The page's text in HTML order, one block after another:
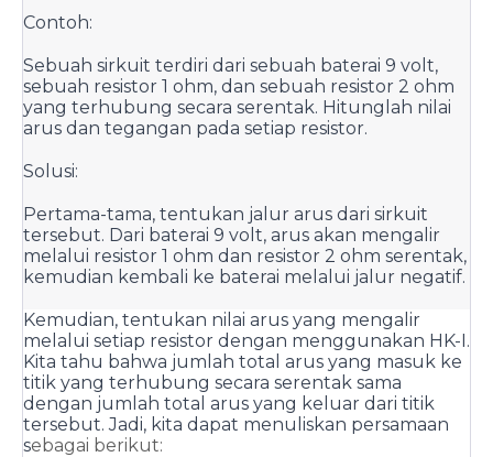
Contoh:
Sebuah sirkuit terdiri dari sebuah baterai 9 volt,
sebuah resistor 1 ohm, dan sebuah resistor 2 ohm
yang terhubung secara serentak. Hitunglah nilai
arus dan tegangan pada setiap resistor.
Solusi:
Pertama-tama, tentukan jalur arus dari sirkuit
tersebut. Dari baterai 9 volt, arus akan mengalir
melalui resistor 1 ohm dan resistor 2 ohm serentak,
kemudian kembali ke baterai melalui jalur negatif.
Kemudian, tentukan nilai arus yang mengalir
melalui setiap resistor dengan menggunakan HK-I.
Kita tahu bahwa jumlah total arus yang masuk ke
titik yang terhubung secara serentak sama
dengan jumlah total arus yang keluar dari titik
tersebut. Jadi, kita dapat menuliskan persamaan
sebagai berikut: